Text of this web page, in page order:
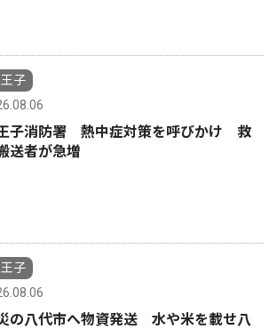
子
子消防署 熱中症対策を呼びかけ 救
送者が急増
子
の八代市へ物資発送 水や米を載せ八